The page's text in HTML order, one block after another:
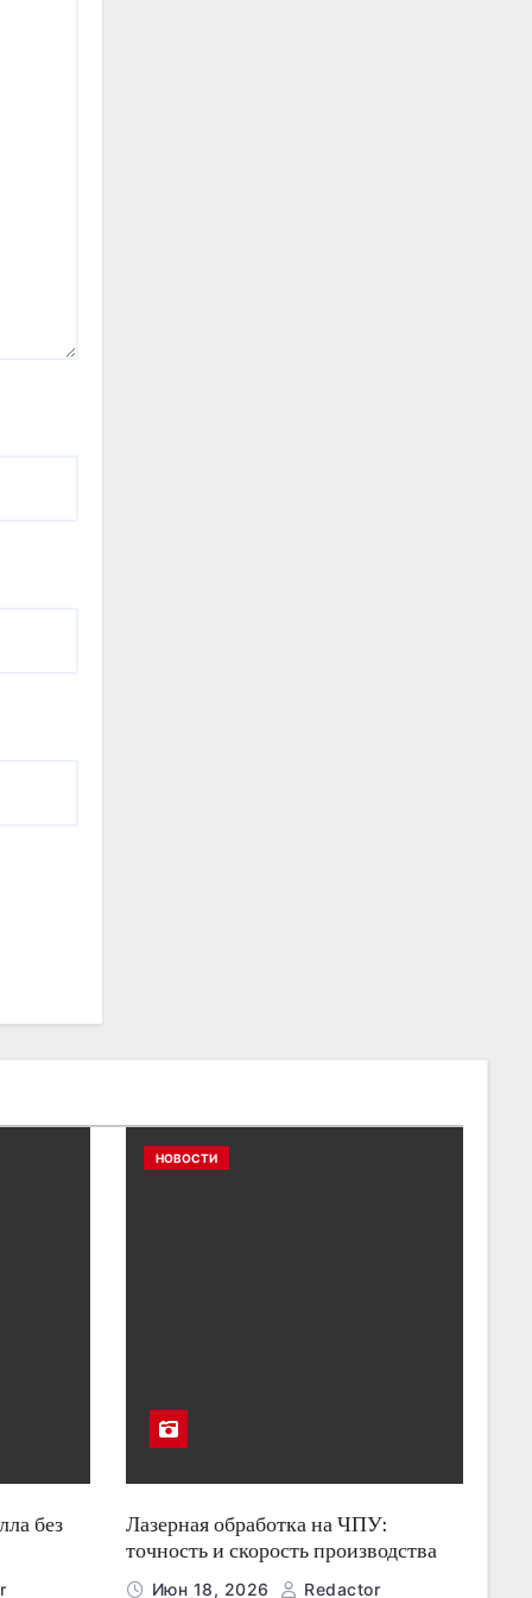
без
НОВОСТИ
Лазерная обработка на ЧПУ:
точность и скорость производства
Июн 18, 2026 Redactor